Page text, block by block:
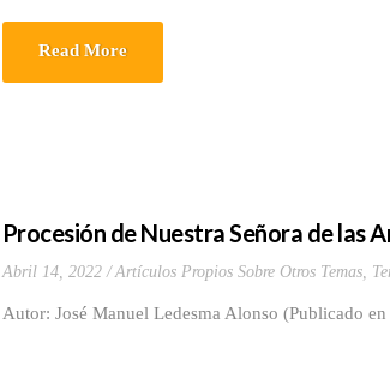
Read More
Procesión de Nuestra Señora de las
Abril 14, 2022 Artículos Propios Sobre Otros Temas,
Autor: José Manuel Ledesma Alonso (Publicado